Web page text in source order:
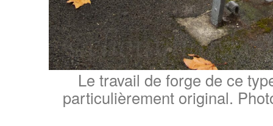
Le travail de forge de ce
particulièrement original.